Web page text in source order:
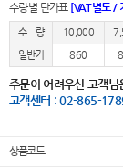
수량별 단가표 [VAT별도 /
수 량 10,000
일반가
860
주문이 어려우신 고객님
고객센터 : 02-865-
상품코드